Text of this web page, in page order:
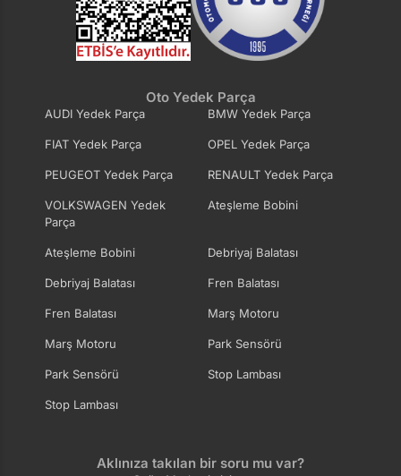
Oto Yedek Parça
AUDI Yedek Parça BMW Yedek Parça
FIAT Yedek Parça OPEL Yedek Parça
PEUGEOT Yedek Parça RENAULT Yedek Parça
VOLKSWAGEN Yedek
Parça
Ateşleme Bobini
Ateşleme Bobini Debriyaj Balatası
Debriyaj Balatası Fren Balatası
Fren Balatası Marş Motoru
Marş Motoru Park Sensörü
Park Sensörü Stop Lambası
Stop Lambası
Aklınıza takılan bir soru mu var?